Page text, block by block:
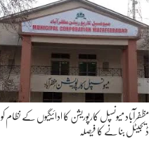
مظفرآباد میونسپل کارپوریشن کا ادائیگیوں کے نظام کو
ڈیجیٹل بنانے کا فیصلہ